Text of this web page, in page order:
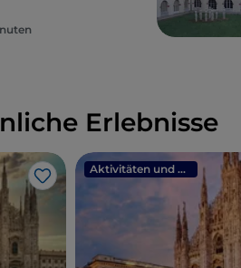
Erlebnisse
Like
Aktivitäten und Erlebnisse